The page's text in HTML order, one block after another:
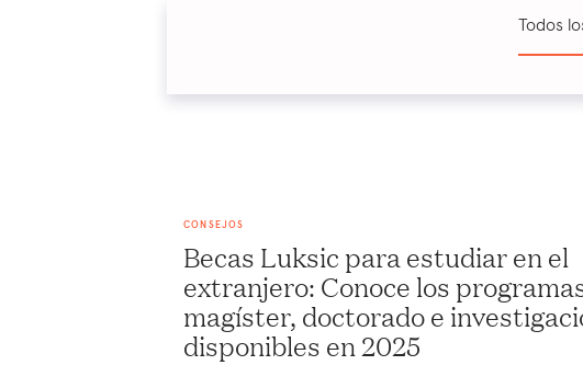
Todos
CONSEJOS
Becas Luksic para estudiar en el
extranjero: Conoce los
magíster, doctorado e
disponibles en 2025